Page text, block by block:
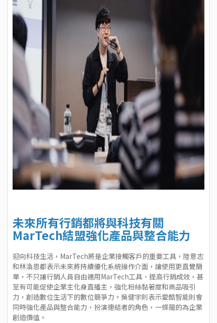
未來所有行銷都將與科技有關
MarTech結盟強化產品與整合能力
迎向科技生活，MarTech將是企業接觸客戶的重要工具，陸意志
和林渙恩都表示未來將持續優化系統操作介面，讓使用更直覺簡
單，不只讓行銷人員自由運用MarTech工具、提高行銷成效，甚
至有可能促使企業主化身直播主，強化粉絲黏著度和商品吸引
力，創造數位生活下的數位競爭力。吳健宇則表示愛酷智能則會
同時強化產品與整合能力，扮演連結者的角色，一條龍的為企業
創造價值。